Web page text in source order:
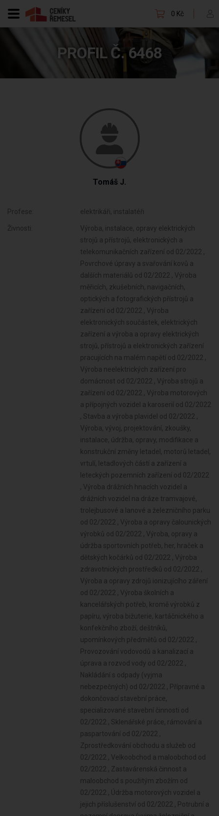
0 Kč
PROFIL Č. 6468
Tomáš J.
Profese: elektrikáři, instalatéři
Živnosti: Výroba, instalace, opravy elektrických strojů a přístrojů, elektronických a telekomunikačních zařízení od 02/2022 , Povrchové úpravy a svařování kovů a dalších materiálů od 02/2022 , Výroba měřicích, zkušebních, navigačních, optických a fotografických přístrojů a zařízení od 02/2022 , Výroba elektronických součástek, elektrických zařízení a výroba a opravy elektrických strojů, přístrojů a elektronických zařízení pracujících na malém napětí od 02/2022 , Výroba neelektrických zařízení pro domácnost od 02/2022 , Výroba strojů a zařízení od 02/2022 , Výroba motorových a přípojných vozidel a karoserií od 02/2022 , Stavba a výroba plavidel od 02/2022 , Výroba, vývoj, projektování, zkoušky, instalace, údržba, opravy, modifikace a konstrukční změny letadel, motorů letadel, vrtulí, letadlových částí a zařízení a leteckých pozemních zařízení od 02/2022 , Výroba drážních hnacích vozidel a drážních vozidel na dráze tramvajové, trolejbusové a lanové a železničního parku od 02/2022 , Výroba a opravy čalounických výrobků od 02/2022 , Výroba, opravy a údržba sportovních potřeb, her, hraček a dětských kočárků od 02/2022 , Výroba zdravotnických prostředků od 02/2022 , Výroba a opravy zdrojů ionizujícího záření od 02/2022 , Výroba školních a kancelářských potřeb, kromě výrobků z papíru, výroba bižuterie, kartáčnického a konfekčního zboží, deštníků, upomínkových předmětů od 02/2022 , Provozování vodovodů a kanalizací a úprava a rozvod vody od 02/2022 , Nakládání s odpady (vyjma nebezpečných) od 02/2022 , Přípravné a dokončovací stavební práce, specializované stavební činnosti od 02/2022 , Sklenářské práce, rámování a paspartování od 02/2022 , Zprostředkování obchodu a služeb od 02/2022 , Velkoobchod a maloobchod od 02/2022 , Zastavárenská činnost a maloobchod s použitým zbožím od 02/2022 , Údržba motorových vozidel a jejich příslušenství od 02/2022 , Potrubní a pozemní doprava (vyjma železniční a silniční motorové dopravy) od 02/2022 , Skladování, balení zboží, manipulace s nákladem a technické činnosti v dopravě od 02/2022 , Ubytovací služby od 02/2022 , Poskytování software, poradenství v oblasti informačních technologií, zpracování dat, hostingové a související činnosti a webové portály od 02/2022 , Činnost informačních a zpravodajských kanceláří od 02/2022 , Nákup, prodej, správa a údržba nemovitostí od 02/2022 , Pronájem a půjčování věcí movitých od 02/2022 , Poradenská a konzultační činnost, zpracování odborných studií a posudků od 02/2022 , Projektování pozemkových úprav od 02/2022 , Příprava a vypracování technických návrhů, grafické a kresličské práce od 02/2022 , Projektování elektrických zařízení od 02/2022 , Testování, měření, analýzy a kontroly od 02/2022 , Reklamní činnost, marketing, mediální zastoupení od 02/2022 , Návrhářská, designérská, aranžérská činnost a modeling od 02/2022 , Poskytování služeb pro rodinu a domácnost od 02/2022 , Překladatelská a tlumočnická činnost od 02/2022 , Fotografické služby od 02/2022 , Služby v oblasti administrativní správy a služby organizačně hospodářské povahy od 02/2022 , Poskytování služeb spojených s virtuálním aktivem od 02/2022 , Provozování cestovní agentury a průvodcovská činnost v oblasti cestovního ruchu od 02/2022 , Výroba, obchod a služby jinde nezařazené od 02/2022 , Mimoškolní výchova a vzdělávání, pořádání kurzů, školení, včetně lektorské činnosti od 02/2022 , Provozování kulturních, kulturně-vzdělávacích a zábavních zařízení, pořádání kulturních produkcí, zábav, výstav, veletrhů, přehlídek, prodejních a obdobných akcí od 02/2022 , Poskytování služeb pro zemědělství, zahradnictví, rybníkářství, lesnictví a myslivost od 02/2022 , Činnost odborného lesního hospodáře a vyhotovování lesních hospodářských plánů a osnov od 02/2022 , Poskytování technických služeb od 02/2022 , Nakládání s reprodukčním materiálem lesních dřevin od 02/2022 , Opravy a údržba potřeb pro domácnost, předmětů kulturní povahy, výrobků jemné mechaniky, optických přístrojů a měřidel od 02/2022 , Chov zvířa